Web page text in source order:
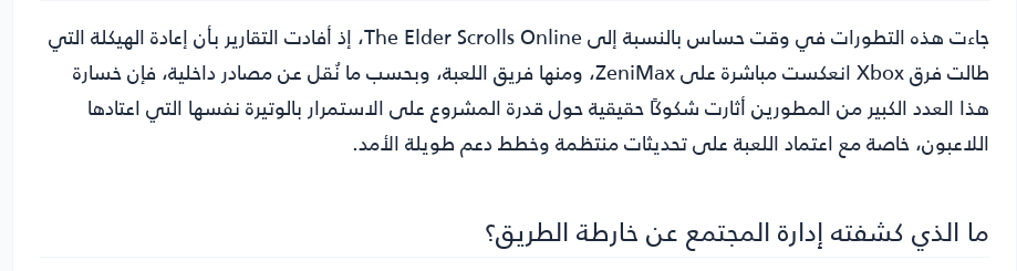
جاءت هذه التطورات في وقت حساس بالنسبة إلى The Elder Scrolls Online، إذ أفادت التقارير بأن إعادة الهيكلة التي
طالت فرق Xbox انعكست مباشرة على ZeniMax، ومنها فريق اللعبة، وبحسب ما نُقل عن مصادر داخلية، فإن خسارة
هذا العدد الكبير من المطورين أثارت شكوكًا حقيقية حول قدرة المشروع على الاستمرار بالوتيرة نفسها التي اعتادها
اللاعبون، خاصة مع اعتماد اللعبة على تحديثات منتظمة وخطط دعم طويلة الأمد.
ما الذي كشفته إدارة المجتمع عن خارطة الطريق؟